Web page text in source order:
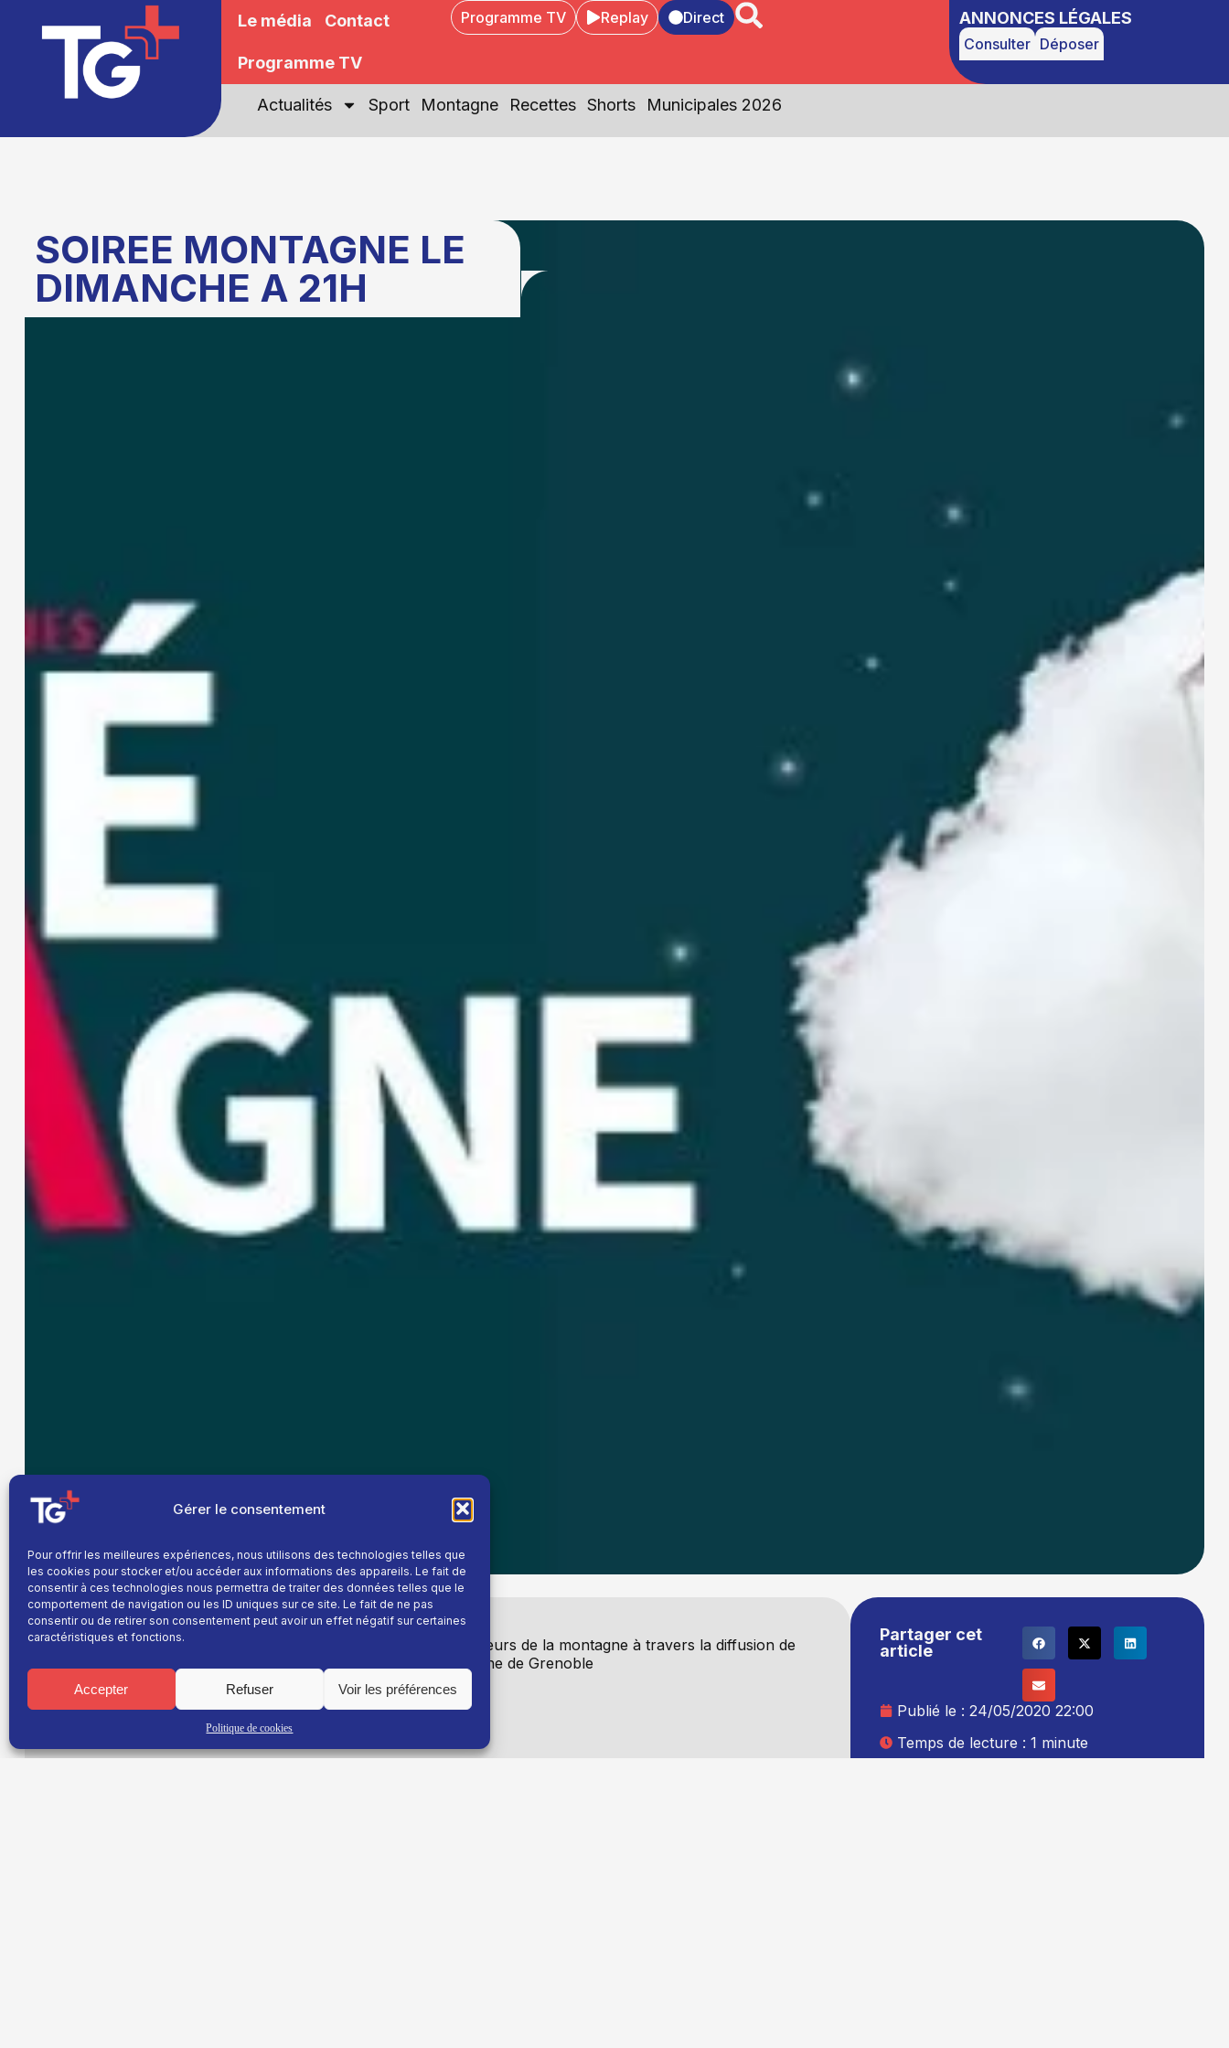
Gérer le consentement
Pour offrir les meilleures expériences, nous utilisons des technologies telles que
les cookies pour stocker et/ou accéder aux informations des appareils. Le fait de
consentir à ces technologies nous permettra de traiter des données telles que le
comportement de navigation ou les ID uniques sur ce site. Le fait de ne pas
consentir ou de retirer son consentement peut avoir un effet négatif sur certaines
caractéristiques et fonctions.
Accepter Refuser Voir les préférences
Politique de cookies
Le média Contact
Programme TV
Programme TV Replay Direct ANNONCES LÉGALES
Consulter Déposer
Actualités Sport Montagne Recettes Shorts Municipales 2026
SOIREE MONTAGNE LE
DIMANCHE A 21H
Chaque dimanche à partir de 21h retrouvez les exploits des acteurs de la montagne à travers la diffusion de
leurs films et de certaines soirées des Rencontres Ciné Montagne de Grenoble
Partager cet
article
Publié le :24/05/2020 22:00
Temps de lecture : 1 minute